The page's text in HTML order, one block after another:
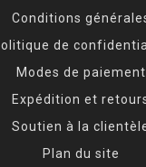
Conditions
de
Modes de paiement
Expédition et
Soutien à la
Plan du site